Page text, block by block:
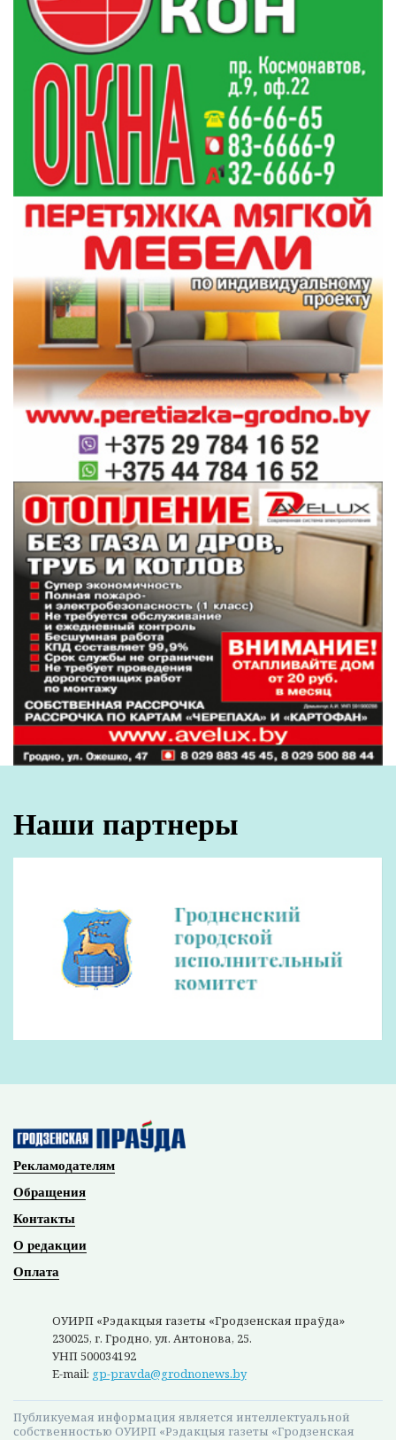
Наши партнеры
Рекламодателям
Обращения
Контакты
О редакции
Оплата
ОУИРП «Рэдакцыя газеты «Гродзенская праўда»
230025, г. Гродно, ул. Антонова, 25.
УНП 500034192
E-mail: gp-pravda@grodnonews.by
Публикуемая информация является интеллектуальной
собственностью ОУИРП «Рэдакцыя газеты «Гродзенская